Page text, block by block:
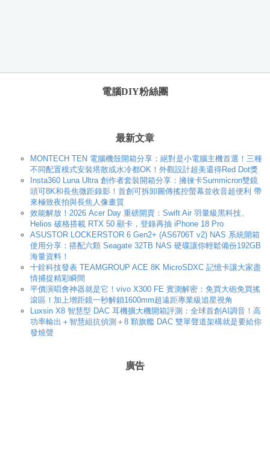
電腦DIY粉絲團
最新文章
MONTECH TEN 電腦機殼開箱分享：絕對是小電腦主機首選！三種
不同配置模式安裝塔散或水冷都OK！外觀設計超美還得Red Dot獎
Insta360 Luna Ultra 創作者套裝開箱分享：擁徠卡Summicron雙鏡
頭可8K和長焦微距錄影！首創可拆卸圖傳搖控螢幕並收音超便利 帶
來極致夜拍與長焦人像畫質
效能解放！2026 Acer Day 重磅開賣：Swift Air 羽量級黑科技、
Helios 破格搭載 RTX 50 顯卡，登錄再抽 iPhone 18 Pro
ASUSTOR LOCKERSTOR 6 Gen2+ (AS6706T v2) NAS 系統開箱
使用分享：搭配六顆 Seagate 32TB NAS 硬碟讓你輕鬆備份192GB
海量資料！
十銓科技發表 TEAMGROUP ACE 8K MicroSDXC 記憶卡讓大家盡
情捕捉精彩瞬間
平價演唱會神器就是它！vivo X300 FE 實測解密：免買大砲免買搖
滾區！加上增距鏡一秒解鎖1600mm超遠距專業級追星視角
Luxsin X8 智慧型 DAC 耳機擴大機開箱評測：全球首創AI調音！高
功率輸出＋智慧組抗偵測＋8 顆旗艦 DAC 雙單聲道架構就是要給你
發燒聲
廣告